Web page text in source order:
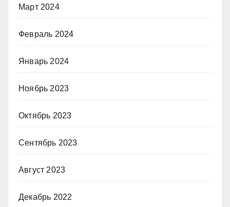
Март 2024
Февраль 2024
Январь 2024
Ноябрь 2023
Октябрь 2023
Сентябрь 2023
Август 2023
Декабрь 2022